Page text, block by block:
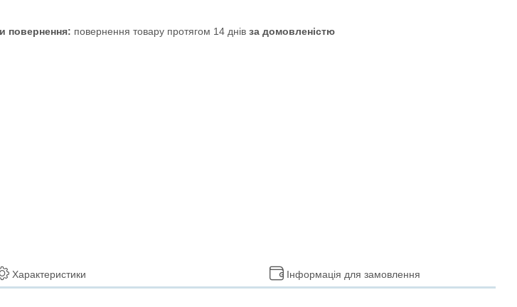
повернення товару протягом 14 днів за домовленістю
Характеристики Інформація для замовлення